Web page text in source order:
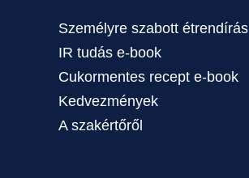
Személyre szabott étrendírás
IR tudás e-book
Cukormentes recept e-book
Kedvezmények
A szakértőről